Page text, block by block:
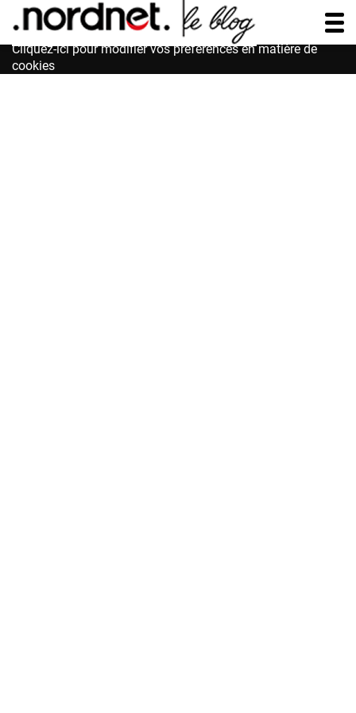
Accessibilité : non conforme
Cliquez-ici pour modifier vos préférences en matière de
cookies